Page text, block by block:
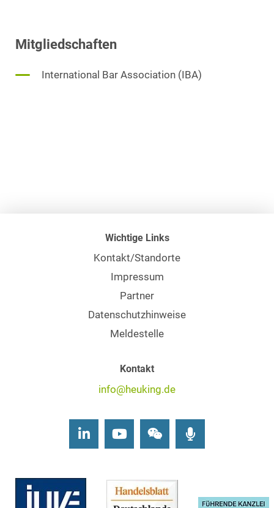
Mitgliedschaften
International Bar Association (IBA)
Wichtige Links
Kontakt/Standorte
Impressum
Partner
Datenschutzhinweise
Meldestelle
Kontakt
info@heuking.de
LinkedInYoutubeWechat